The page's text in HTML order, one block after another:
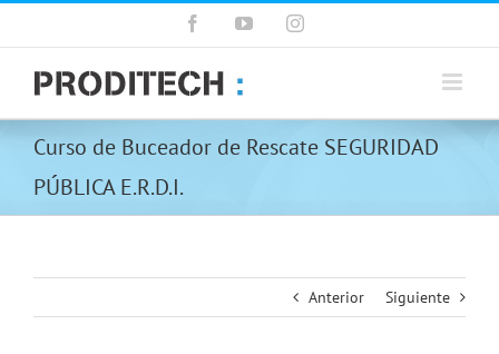
FacebookYouTubeInstagram
Curso de Buceador de Rescate SEGURIDAD
PÚBLICA E.R.D.I.
Anterior Siguiente